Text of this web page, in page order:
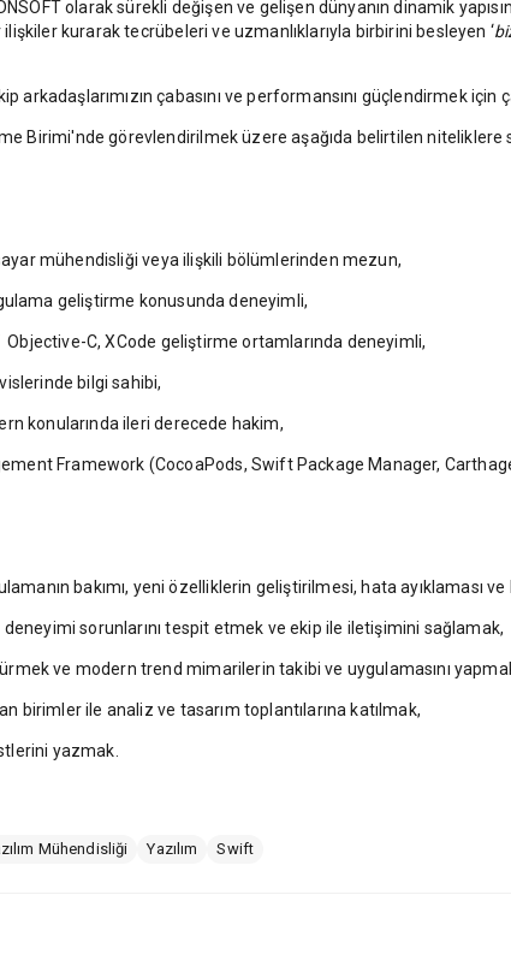
olarak sürekli değişen ve gelişen dünyanın dinamik
kurarak tecrübeleri ve uzmanlıklarıyla birbirini besleyen ‘
arkadaşlarımızın çabasını ve performansını güçlendirmek
Birimi'nde görevlendirilmek üzere aşağıda belirtilen niteliklere
mühendisliği veya ilişkili bölümlerinden mezun,
geliştirme konusunda deneyimli,
C, XCode geliştirme ortamlarında deneyimli,
bilgi sahibi,
konularında ileri derecede hakim,
Framework (CocoaPods, Swift Package Manager,
bakımı, yeni özelliklerin geliştirilmesi, hata ayıklaması
deneyimi sorunlarını tespit etmek ve ekip ile iletişimini sağlamak,
ve modern trend mimarilerin takibi ve uygulamasını
birimler ile analiz ve tasarım toplantılarına katılmak,
yazmak.
Mühendisliği Yazılım Swift